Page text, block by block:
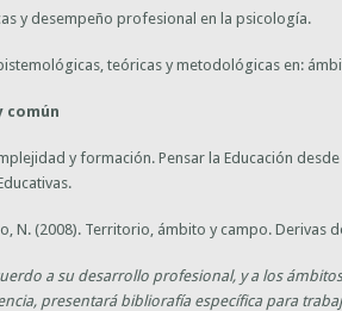
y desempeño profesional en la psicología.
teóricas y metodológicas en:
común
y formación. Pensar la Educación
N. (2008). Territorio, ámbito y campo.Derivas
a su desarrollo profesional, y a los
presentará bibliorafía específica para